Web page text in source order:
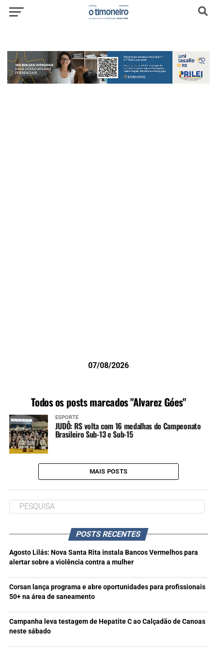
07/08/2026
Todos os posts marcados "Alvarez Góes"
ESPORTE
JUDÔ: RS volta com 16 medalhas do Campeonato
Brasileiro Sub-13 e Sub-15
MAIS POSTS
POSTS RECENTES
Agosto Lilás: Nova Santa Rita instala Bancos Vermelhos para
alertar sobre a violência contra a mulher
Corsan lança programa e abre oportunidades para profissionais
50+ na área de saneamento
Campanha leva testagem de Hepatite C ao Calçadão de Canoas
neste sábado